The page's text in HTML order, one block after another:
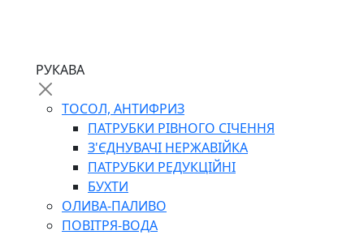
РУКАВА
ТОСОЛ, АНТИФРИЗ
ПАТРУБКИ РІВНОГО СІЧЕННЯ
З'ЄДНУВАЧІ НЕРЖАВІЙКА
ПАТРУБКИ РЕДУКЦІЙНІ
БУХТИ
ОЛИВА-ПАЛИВО
ПОВІТРЯ-ВОДА